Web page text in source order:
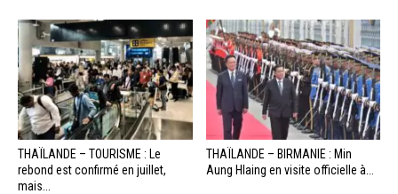
THAÏLANDE – TOURISME : Le
rebond est confirmé en juillet,
mais...
THAÏLANDE – BIRMANIE : Min
Aung Hlaing en visite officielle à...